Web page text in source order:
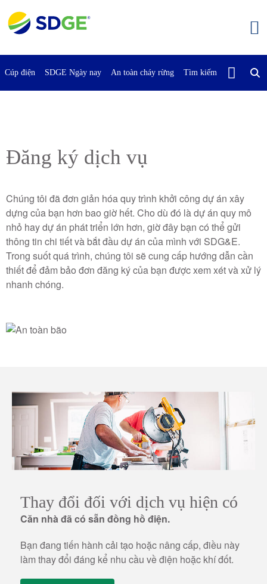
qua
Cúp điện SDGE Ngày nay An toàn cháy rừng Tìm kiếm Liên Hệ
Đăng ký dịch vụ
Chúng tôi đã đơn giản hóa quy trình khởi công dự án xây
dựng của bạn hơn bao giờ hết. Cho dù đó là dự án quy mô
nhỏ hay dự án phát triển lớn hơn, giờ đây bạn có thể gửi
thông tin chi tiết và bắt đầu dự án của mình với SDG&E.
Trong suốt quá trình, chúng tôi sẽ cung cấp hướng dẫn cần
thiết để đảm bảo đơn đăng ký của bạn được xem xét và xử lý
nhanh chóng.
Thay đổi đối với dịch vụ hiện có
Căn nhà đã có sẵn đồng hồ điện.
Bạn đang tiến hành cải tạo hoặc nâng cấp, điều này
làm thay đổi đáng kể nhu cầu về điện hoặc khí đốt.